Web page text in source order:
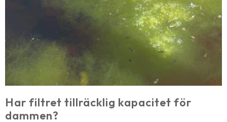
Har filtret tillräcklig kapacitet för
dammen?